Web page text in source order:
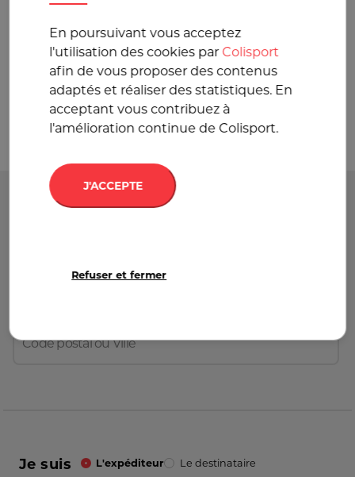
En poursuivant vous acceptez
l'utilisation des cookies par Colisport
afin de vous proposer des contenus
adaptés et réaliser des statistiques. En
acceptant vous contribuez à
l'amélioration continue de Colisport.
J'ACCEPTE
Refuser et fermer
La solution de
transport pour vos
colis volumineux
Je suis L'expéditeur Le destinataire